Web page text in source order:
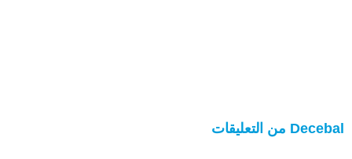
Decebal من التعليقات